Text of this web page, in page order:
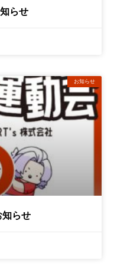
らせ
お知らせ
知らせ